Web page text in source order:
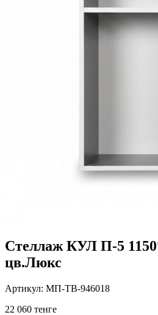
Стеллаж КУЛ П-5
цв.Люкс
Артикул: МП-ТВ-946018
22 060 тенге